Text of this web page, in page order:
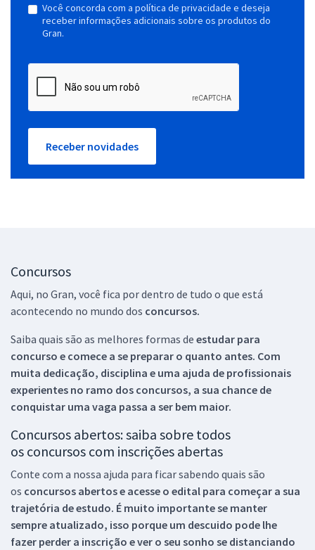
Você concorda com a política de privacidade e deseja
receber informações adicionais sobre os produtos do
Gran.
Receber novidades
Concursos
Aqui, no Gran, você fica por dentro de tudo o que está
acontecendo no mundo dos concursos.
Saiba quais são as melhores formas de estudar para
concurso e comece a se preparar o quanto antes. Com
muita dedicação, disciplina e uma ajuda de profissionais
experientes no ramo dos concursos, a sua chance de
conquistar uma vaga passa a ser bem maior.
Concursos abertos: saiba sobre todos
os concursos com inscrições abertas
Conte com a nossa ajuda para ficar sabendo quais são
os concursos abertos e acesse o edital para começar a sua
trajetória de estudo. É muito importante se manter
sempre atualizado, isso porque um descuido pode lhe
fazer perder a inscrição e ver o seu sonho se distanciando